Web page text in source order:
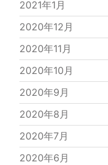
2021年1月
2020年12月
2020年11月
2020年10月
2020年9月
2020年8月
2020年7月
2020年6月